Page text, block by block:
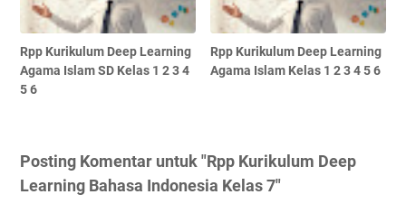
Rpp Kurikulum Deep Learning
Agama Islam SD Kelas 1 2 3 4
5 6
Rpp Kurikulum Deep Learning
Agama Islam Kelas 1 2 3 4 5 6
Posting Komentar untuk "Rpp Kurikulum Deep
Learning Bahasa Indonesia Kelas 7"